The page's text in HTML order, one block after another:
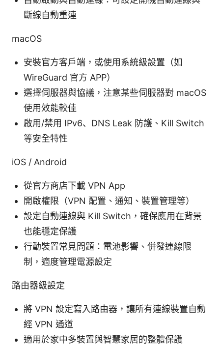
斷線自動重連
macOS
安裝官方客戶端，或使用系統級設置（如
WireGuard 官方 APP）
選擇伺服器與協議，注意某些伺服器對 macOS
使用效能較佳
啟用/禁用 IPv6、DNS Leak 防護、Kill Switch
等安全特性
iOS / Android
從官方商店下載 VPN App
開啟權限（VPN 配置、通知、裝置管理等）
設定自動連線與 Kill Switch，確保應用在背景
也能穩定保護
行動裝置常見問題：電池影響、併發連線限
制，適度管理電源設定
路由器級設定
將 VPN 設定寫入路由器，讓所有連線裝置自動
經 VPN 通道
適用於家中多裝置與智慧家居的整體保護